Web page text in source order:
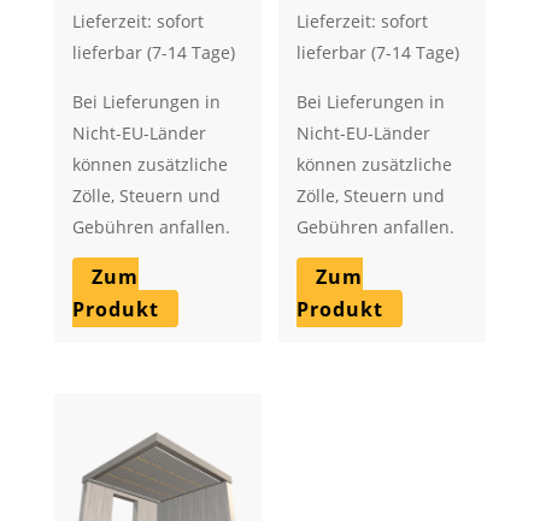
Lieferzeit: sofort
lieferbar (7-14 Tage)
Bei Lieferungen in
Nicht-EU-Länder
können zusätzliche
Zölle, Steuern und
Gebühren anfallen.
Zum
Produkt
Lieferzeit: sofort
lieferbar (7-14 Tage)
Bei Lieferungen in
Nicht-EU-Länder
können zusätzliche
Zölle, Steuern und
Gebühren anfallen.
Zum
Produkt